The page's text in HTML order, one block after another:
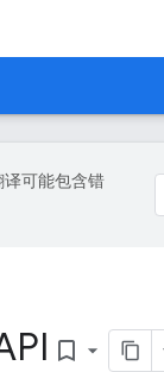
译可能包含错
bookmark_border